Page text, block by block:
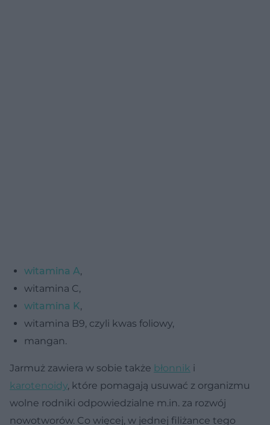
witamina A,
witamina C,
witamina K,
witamina B9, czyli kwas foliowy,
mangan.
Jarmuż zawiera w sobie także błonnik i
karotenoidy, które pomagają usuwać z organizmu
wolne rodniki odpowiedzialne m.in. za rozwój
nowotworów. Co więcej, w jednej filiżance tego